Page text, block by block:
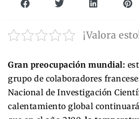
¡Valora
Gran preocupación mundial:
grupo de colaboradores
Nacional de Investigación
calentamiento global